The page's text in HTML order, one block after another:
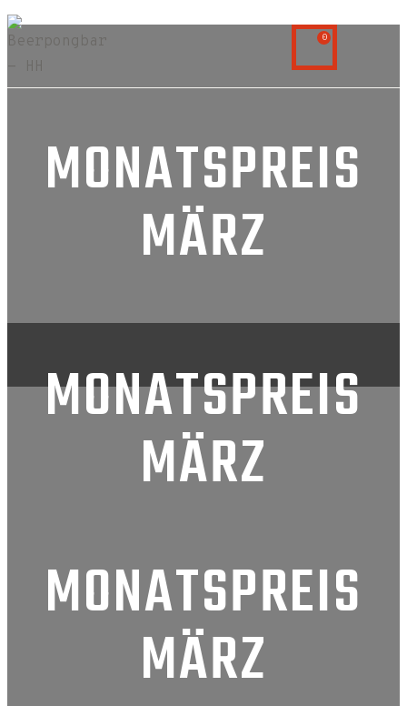
0
MONATSPREIS
MÄRZ
MONATSPREIS
MÄRZ
MONATSPREIS
MÄRZ